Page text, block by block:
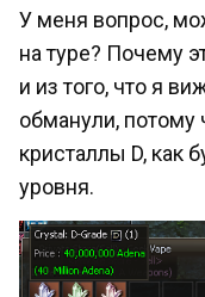
У меня вопрос,
на туре? Почему
и из того, что я
обманули, потому
кристаллы D, как
уровня.